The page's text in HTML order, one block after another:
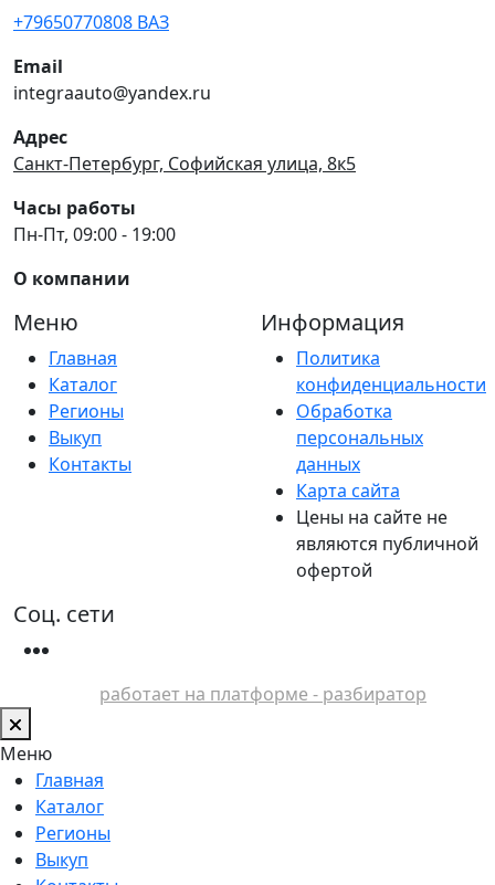
+79650770808 ВАЗ
Email
integraauto@yandex.ru
Адрес
Санкт-Петербург, Софийская улица, 8к5
Часы работы
Пн-Пт, 09:00 - 19:00
О компании
Меню
Главная
Каталог
Регионы
Выкуп
Контакты
Информация
Политика
конфиденциальности
Обработка
персональных
данных
Карта сайта
Цены на сайте не
являются публичной
офертой
Соц. сети
работает на платформе - разбиратор
Меню
Главная
Каталог
Регионы
Выкуп